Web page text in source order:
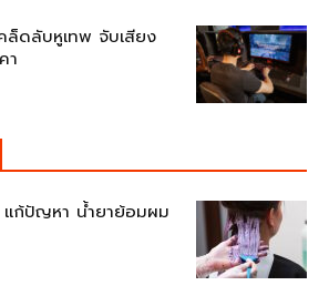
คล็ดลับหูเทพ จับเสียง
า
ก้ปัญหา น้ำยาย้อมผม